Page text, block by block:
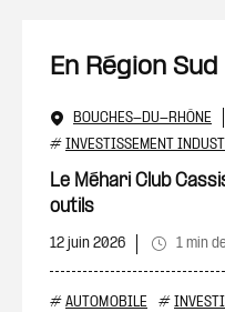
En Région Sud
BOUCHES-DU-RHÔNE
# INVESTISSEMENT
Le Méhari Club
outils
12 juin 2026 1 min
# AUTOMOBILE #